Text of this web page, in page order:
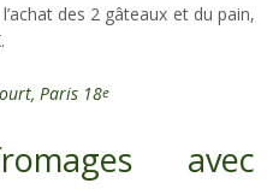
des 2 gâteaux et du pain,
Paris 18e
avec